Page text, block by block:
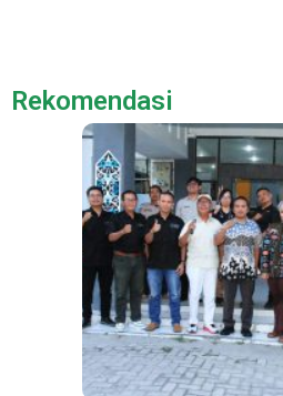
Rekomendasi